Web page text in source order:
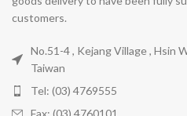
customers.
No.51-4 , Kejang Village , Hsin
Taiwan
Tel: (03) 4769555
Fax: (03) 4760101